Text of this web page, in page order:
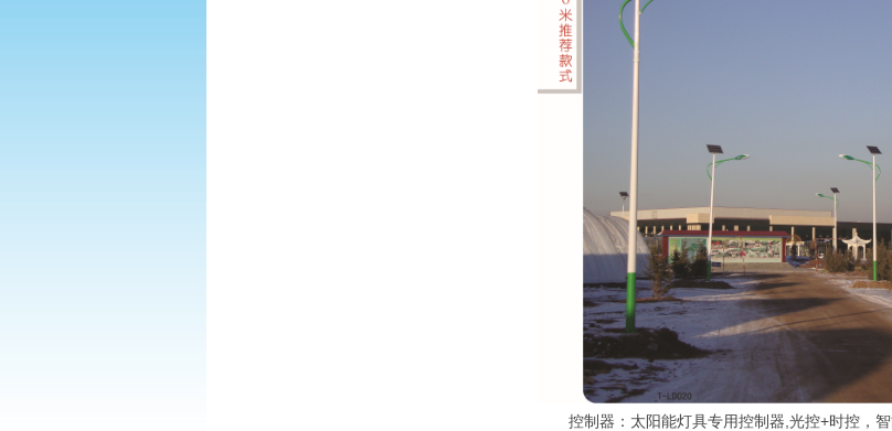
控制器：太阳能灯具专用控制器,光控+时控，智